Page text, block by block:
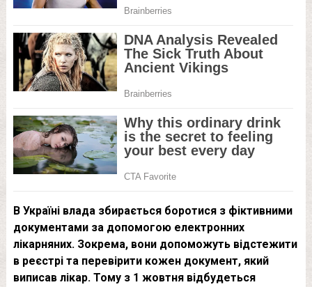
В Україні влада збирається боротися з фіктивними
документами за допомогою електронних
лікарняних. Зокрема, вони допоможуть відстежити
в реєстрі та перевірити кожен документ, який
виписав лікар. Тому з 1 жовтня відбудеться